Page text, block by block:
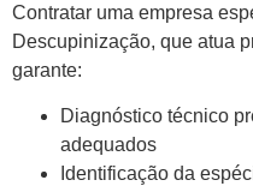
Contratar uma empresa
Descupinização, que atua
garante:
Diagnóstico técnico
adequados
Identificação da